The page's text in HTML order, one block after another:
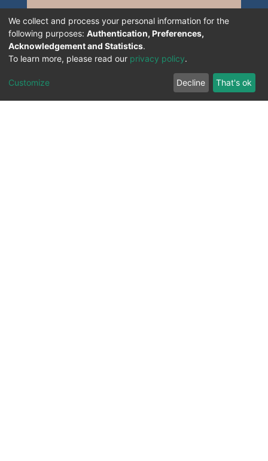
We collect and process your personal information for the
following purposes: Authentication, Preferences,
Acknowledgement and Statistics.
To learn more, please read our privacy policy.
Customize Decline That's ok